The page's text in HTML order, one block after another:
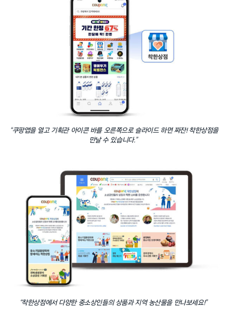
“쿠팡앱을 열고 기획관 아이콘 바를 오른쪽으로 슬라이드 하면 짜잔! 착한상점을
만날 수 있습니다.”
“착한상점에서 다양한 중소상인들의 상품과 지역 농산물을 만나보세요!”